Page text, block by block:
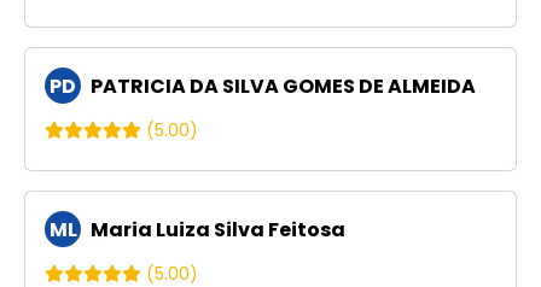
PD PATRICIA DA SILVA GOMES DE ALMEIDA
(5.00)
ML Maria Luiza Silva Feitosa
(5.00)